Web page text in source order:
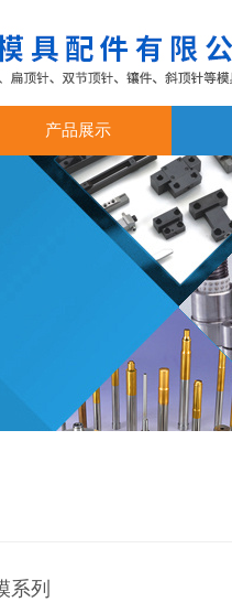
产品展示
系列